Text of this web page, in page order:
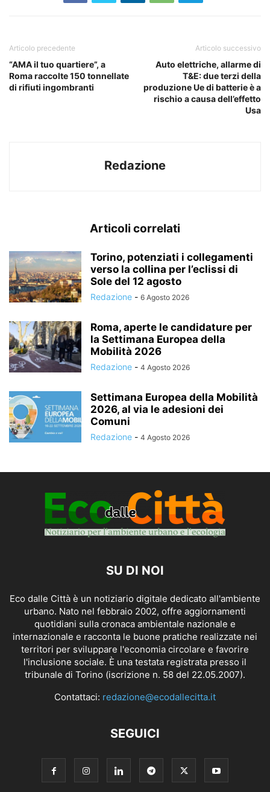
Articolo precedente
“AMA il tuo quartiere”, a
Roma raccolte 150 tonnellate
di rifiuti ingombranti
Articolo successivo
Auto elettriche, allarme di
T&E: due terzi della
produzione Ue di batterie è a
rischio a causa dell’effetto
Usa
Redazione
Articoli correlati
Torino, potenziati i collegamenti
verso la collina per l’eclissi di
Sole del 12 agosto
Redazione - 6 Agosto 2026
Roma, aperte le candidature per
la Settimana Europea della
Mobilità 2026
Redazione - 4 Agosto 2026
Settimana Europea della Mobilità
2026, al via le adesioni dei
Comuni
Redazione - 4 Agosto 2026
SU DI NOI
Eco dalle Città è un notiziario digitale dedicato all'ambiente
urbano. Nato nel febbraio 2002, offre aggiornamenti
quotidiani sulla cronaca ambientale nazionale e
internazionale e racconta le buone pratiche realizzate nei
territori per sviluppare l'economia circolare e favorire
l'inclusione sociale. È una testata registrata presso il
tribunale di Torino (iscrizione n. 58 del 22.05.2007).
Contattaci: redazione@ecodallecitta.it
SEGUICI